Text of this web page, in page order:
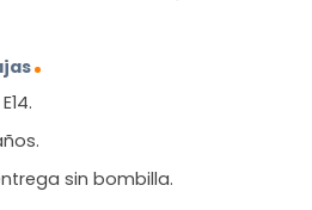
sin bombilla.